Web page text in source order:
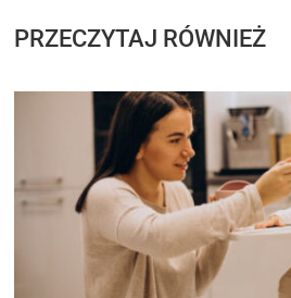
PRZECZYTAJ RÓWNIEŻ